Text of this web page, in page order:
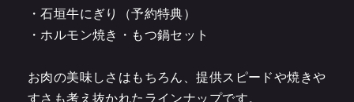
・石垣牛にぎり（予約特典）
・ホルモン焼き・もつ鍋セット
お肉の美味しさはもちろん、提供スピードや焼きや
すさも考え抜かれたラインナップです。